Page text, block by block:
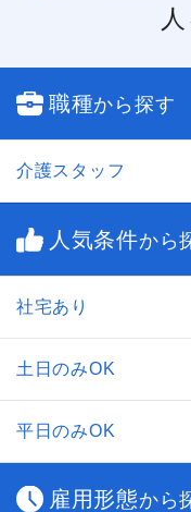
職種から探す
介護スタッフ
人気条件から
社宅あり
土日のみOK
平日のみOK
雇用形態から